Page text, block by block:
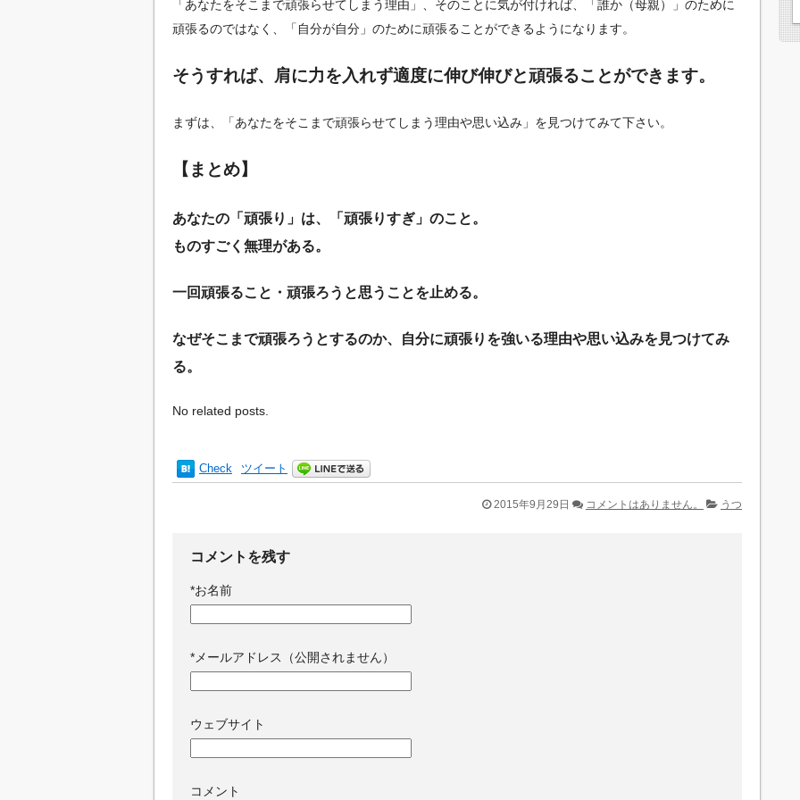
「あなたをそこまで頑張らせてしまう理由」、そのことに気が付ければ、「誰か（母親）」のために
頑張るのではなく、「自分が自分」のために頑張ることができるようになります。
そうすれば、肩に力を入れず適度に伸び伸びと頑張ることができます。
まずは、「あなたをそこまで頑張らせてしまう理由や思い込み」を見つけてみて下さい。
【まとめ】
あなたの「頑張り」は、「頑張りすぎ」のこと。
ものすごく無理がある。
一回頑張ること・頑張ろうと思うことを止める。
なぜそこまで頑張ろうとするのか、自分に頑張りを強いる理由や思い込みを見つけてみ
る。
No related posts.
Check ツイート
2015年9月29日 コメントはありません。 うつ
コメントを残す
*お名前
*メールアドレス（公開されません）
ウェブサイト
コメント